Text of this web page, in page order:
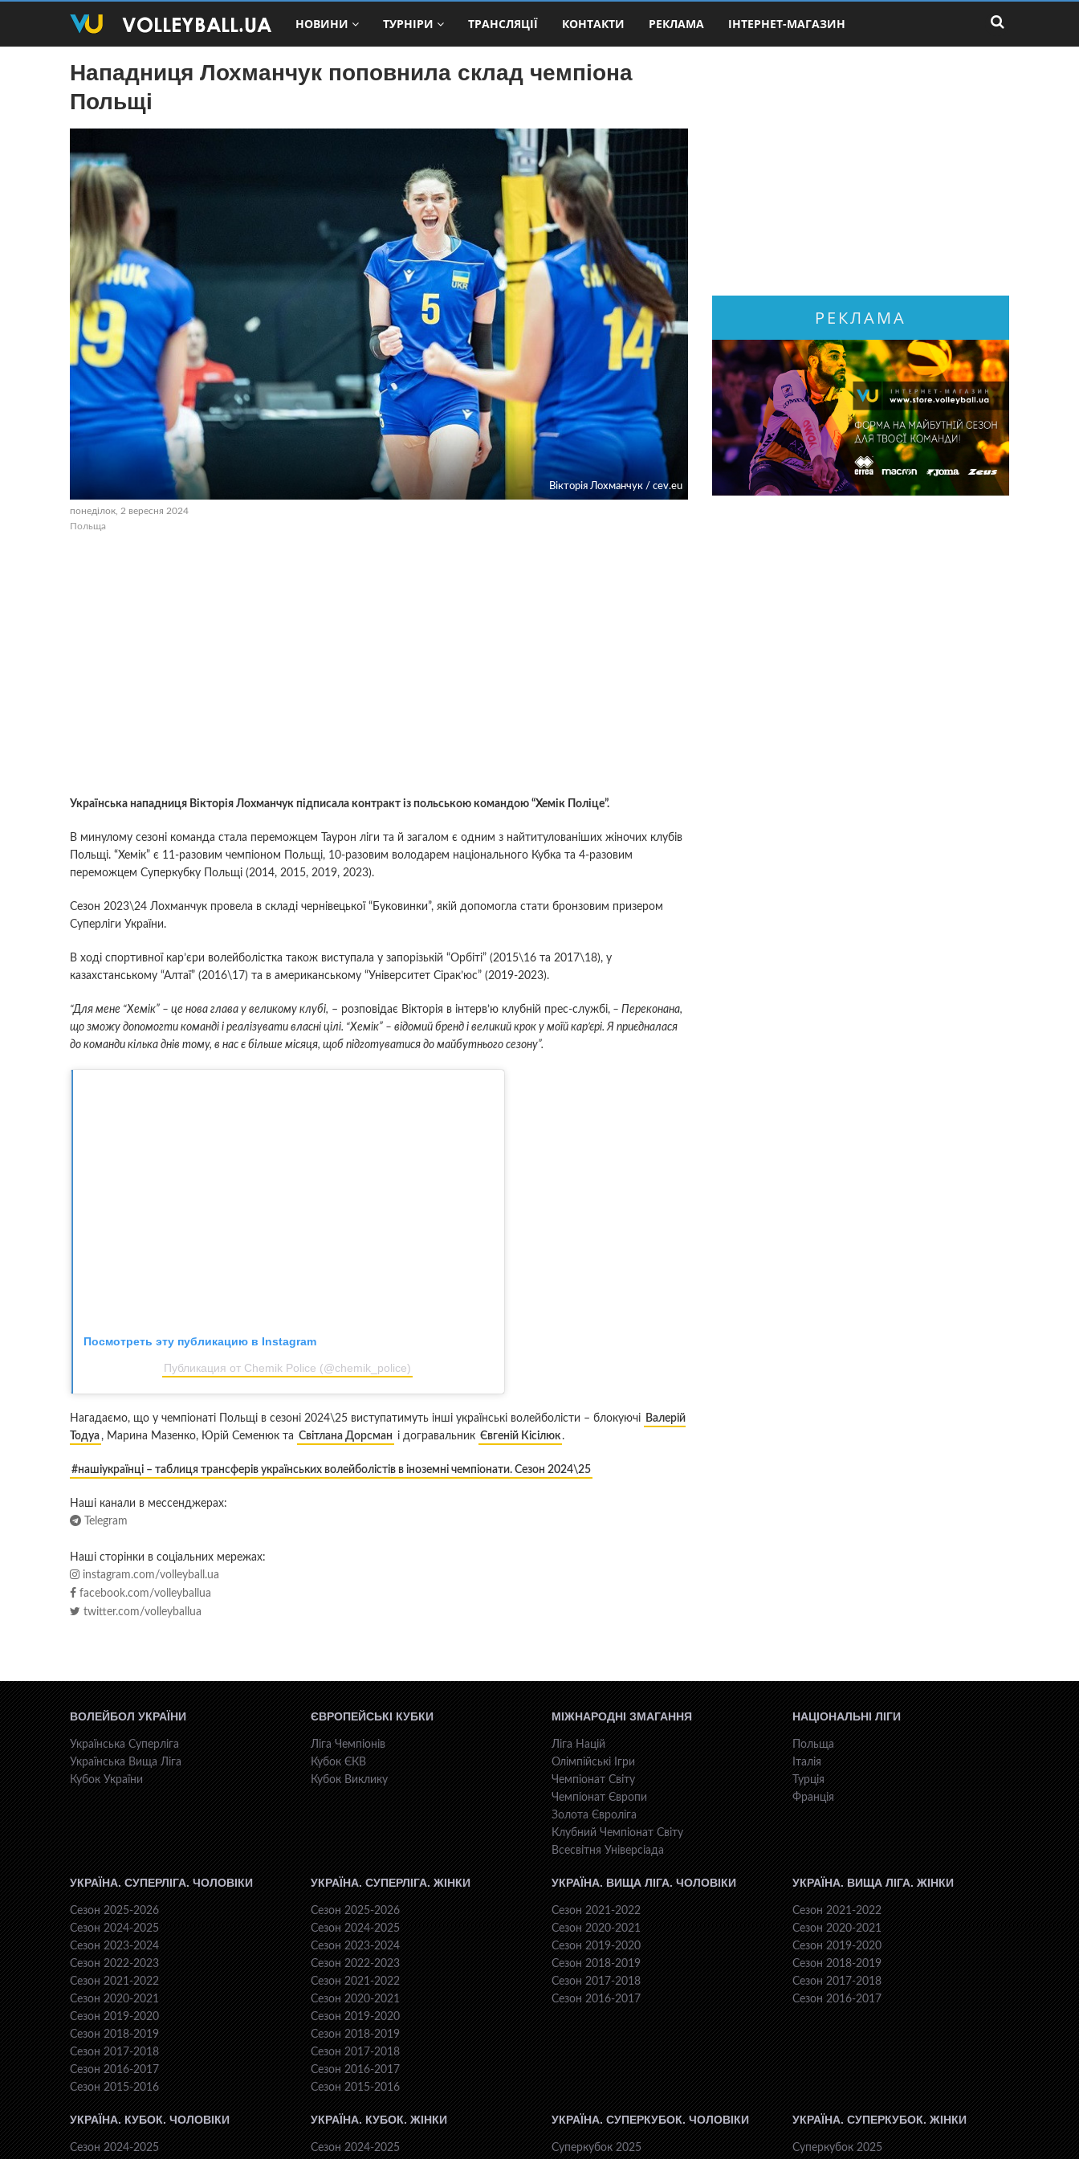
НОВИНИ ТУРНІРИ ТРАНСЛЯЦІЇ КОНТАКТИ РЕКЛАМА ІНТЕРНЕТ-МАГАЗИН
Нападниця Лохманчук поповнила склад чемпіона
Польщі
Вікторія Лохманчук / cev.eu
понеділок, 2 вересня 2024
Польща
Українська нападниця Вікторія Лохманчук підписала контракт із польською командою “Хемік Поліце”.
В минулому сезоні команда стала переможцем Таурон ліги та й загалом є одним з найтитулованіших жіночих клубів
Польщі. “Хемік” є 11-разовим чемпіоном Польщі, 10-разовим володарем національного Кубка та 4-разовим
переможцем Суперкубку Польщі (2014, 2015, 2019, 2023).
Сезон 2023\24 Лохманчук провела в складі чернівецької “Буковинки”, якій допомогла стати бронзовим призером
Суперліги України.
В ході спортивної кар’єри волейболістка також виступала у запорізькій “Орбіті” (2015\16 та 2017\18), у
казахстанському “Алтаї” (2016\17) та в американському “Університет Сірак’юс” (2019-2023).
“Для мене “Хемік” – це нова глава у великому клубі, – розповідає Вікторія в інтерв’ю клубній прес-службі, – Переконана,
що зможу допомогти команді і реалізувати власні цілі. “Хемік” – відомий бренд і великий крок у моїй кар’єрі. Я приєдналася
до команди кілька днів тому, в нас є більше місяця, щоб підготуватися до майбутнього сезону”.
Посмотреть эту публикацию в Instagram
Публикация от Chemik Police (@chemik_police)
Нагадаємо, що у чемпіонаті Польщі в сезоні 2024\25 виступатимуть інші українські волейболісти – блокуючі Валерій
Тодуа , Марина Мазенко, Юрій Семенюк та Світлана Дорсман і догравальник Євгеній Кісілюк .
#нашіукраїнці – таблиця трансферів українських волейболістів в іноземні чемпіонати. Сезон 2024\25
Наші канали в мессенджерах:
Telegram
Наші сторінки в соціальних мережах:
instagram.com/volleyball.ua
facebook.com/volleyballua
twitter.com/volleyballua
РЕКЛАМА
ВОЛЕЙБОЛ УКРАЇНИ
Українська Суперліга
Українська Вища Ліга
Кубок України
ЄВРОПЕЙСЬКІ КУБКИ
Ліга Чемпіонів
Кубок ЄКВ
Кубок Виклику
МІЖНАРОДНІ ЗМАГАННЯ
Ліга Націй
Олімпійські Ігри
Чемпіонат Світу
Чемпіонат Європи
Золота Євроліга
Клубний Чемпіонат Світу
Всесвiтня Унiверсiaда
НАЦІОНАЛЬНІ ЛІГИ
Польща
Італія
Турція
Франція
УКРАЇНА. СУПЕРЛІГА. ЧОЛОВІКИ
Сезон 2025-2026
Сезон 2024-2025
Сезон 2023-2024
Сезон 2022-2023
Сезон 2021-2022
Сезон 2020-2021
Сезон 2019-2020
Сезон 2018-2019
Сезон 2017-2018
Сезон 2016-2017
Сезон 2015-2016
УКРАЇНА. СУПЕРЛІГА. ЖІНКИ
Сезон 2025-2026
Сезон 2024-2025
Сезон 2023-2024
Сезон 2022-2023
Сезон 2021-2022
Сезон 2020-2021
Сезон 2019-2020
Сезон 2018-2019
Сезон 2017-2018
Сезон 2016-2017
Сезон 2015-2016
УКРАЇНА. ВИЩА ЛІГА. ЧОЛОВІКИ
Сезон 2021-2022
Сезон 2020-2021
Сезон 2019-2020
Сезон 2018-2019
Сезон 2017-2018
Сезон 2016-2017
УКРАЇНА. ВИЩА ЛІГА. ЖІНКИ
Сезон 2021-2022
Сезон 2020-2021
Сезон 2019-2020
Сезон 2018-2019
Сезон 2017-2018
Сезон 2016-2017
УКРАЇНА. КУБОК. ЧОЛОВІКИ
Сезон 2024-2025
УКРАЇНА. КУБОК. ЖІНКИ
Сезон 2024-2025
УКРАЇНА. СУПЕРКУБОК. ЧОЛОВІКИ
Суперкубок 2025
УКРАЇНА. СУПЕРКУБОК. ЖІНКИ
Суперкубок 2025